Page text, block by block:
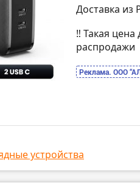
Доставка из
‼️ Такая
распродажи
Реклама. ООО
устройства